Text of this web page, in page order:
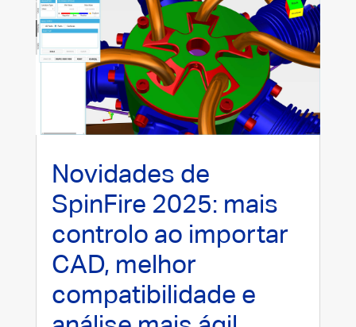
Novidades de
SpinFire 2025: mais
controlo ao importar
CAD, melhor
compatibilidade e